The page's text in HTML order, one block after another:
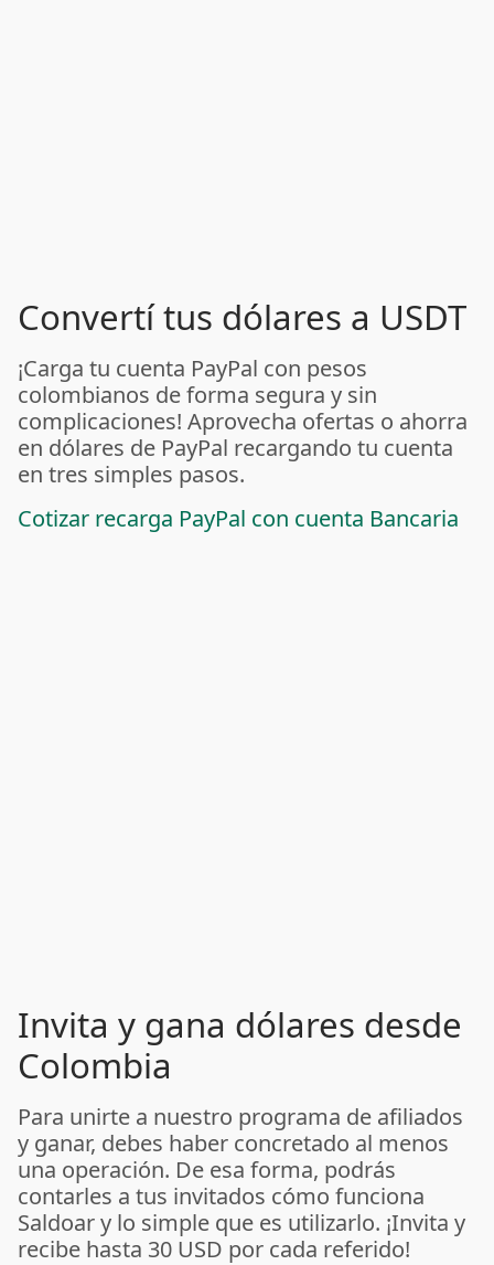
Convertí tus dólares a USDT
¡Carga tu cuenta PayPal con pesos
colombianos de forma segura y sin
complicaciones! Aprovecha ofertas o ahorra
en dólares de PayPal recargando tu cuenta
en tres simples pasos.
Cotizar recarga PayPal con cuenta Bancaria
Invita y gana dólares desde
Colombia
Para unirte a nuestro programa de afiliados
y ganar, debes haber concretado al menos
una operación. De esa forma, podrás
contarles a tus invitados cómo funciona
Saldoar y lo simple que es utilizarlo. ¡Invita y
recibe hasta 30 USD por cada referido!